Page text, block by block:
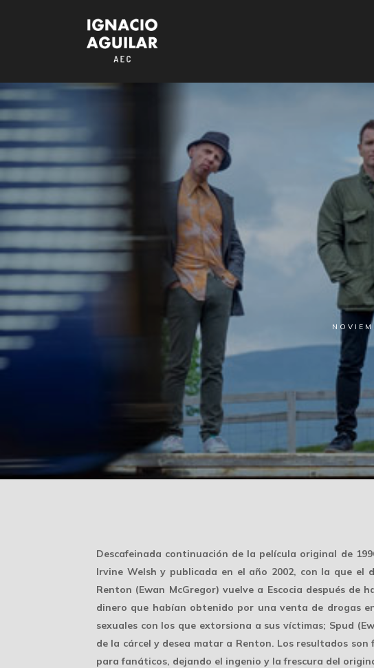
Descafeinada continuación de la película original de
Irvine Welsh y publicada en el año 2002, con la que
Renton (Ewan McGregor) vuelve a Escocia después
dinero que habían obtenido por una venta de drogas
sexuales con los que extorsiona a sus víctimas; Spud
de la cárcel y desea matar a Renton. Los resultados
para fanáticos, dejando el ingenio y la frescura del